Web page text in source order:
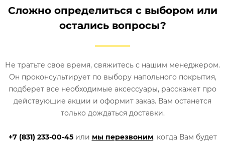
Сложно определиться с выбором или
остались вопросы?
Не тратьте свое время, свяжитесь с нашим менеджером.
Он проконсультирует по выбору напольного покрытия,
подберет все необходимые аксессуары, расскажет про
действующие акции и оформит заказ. Вам останется
только дождаться доставки.
+7 (831) 233-00-45или мы перезвоним, когда Вам будет